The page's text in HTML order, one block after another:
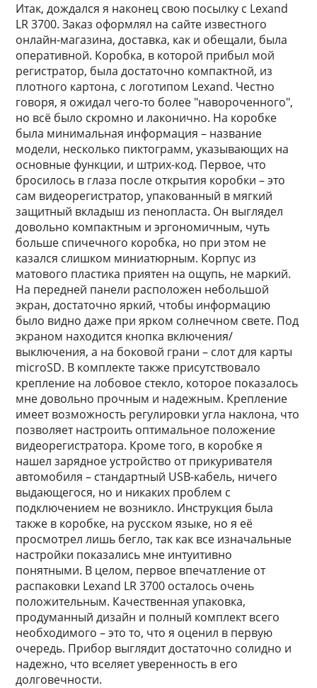
Итак, дождался я наконец свою посылку с Lexand
LR 3700. Заказ оформлял на сайте известного
онлайн-магазина, доставка, как и обещали, была
оперативной. Коробка, в которой прибыл мой
регистратор, была достаточно компактной, из
плотного картона, с логотипом Lexand. Честно
говоря, я ожидал чего-то более "навороченного",
но всё было скромно и лаконично. На коробке
была минимальная информация – название
модели, несколько пиктограмм, указывающих на
основные функции, и штрих-код. Первое, что
бросилось в глаза после открытия коробки – это
сам видеорегистратор, упакованный в мягкий
защитный вкладыш из пенопласта. Он выглядел
довольно компактным и эргономичным, чуть
больше спичечного коробка, но при этом не
казался слишком миниатюрным. Корпус из
матового пластика приятен на ощупь, не маркий.
На передней панели расположен небольшой
экран, достаточно яркий, чтобы информацию
было видно даже при ярком солнечном свете. Под
экраном находится кнопка включения/
выключения, а на боковой грани – слот для карты
microSD. В комплекте также присутствовало
крепление на лобовое стекло, которое показалось
мне довольно прочным и надежным. Крепление
имеет возможность регулировки угла наклона, что
позволяет настроить оптимальное положение
видеорегистратора. Кроме того, в коробке я
нашел зарядное устройство от прикуривателя
автомобиля – стандартный USB-кабель, ничего
выдающегося, но и никаких проблем с
подключением не возникло. Инструкция была
также в коробке, на русском языке, но я её
просмотрел лишь бегло, так как все изначальные
настройки показались мне интуитивно
понятными. В целом, первое впечатление от
распаковки Lexand LR 3700 осталось очень
положительным. Качественная упаковка,
продуманный дизайн и полный комплект всего
необходимого – это то, что я оценил в первую
очередь. Прибор выглядит достаточно солидно и
надежно, что вселяет уверенность в его
долговечности.